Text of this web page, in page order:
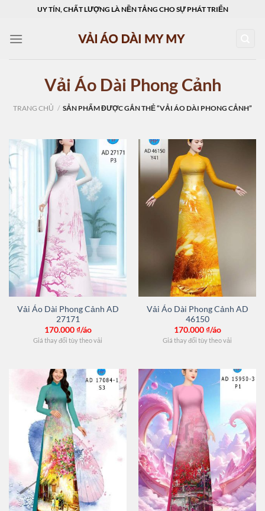
content
UY TÍN, CHẤT LƯỢNG LÀ NỀN TẢNG CHO SỰ PHÁT TRIỂN
Vải Áo Dài Phong Cảnh
TRANG CHỦ / SẢN PHẨM ĐƯỢC GẮN THẺ “VẢI ÁO DÀI PHONG CẢNH”
Vải Áo Dài Phong Cảnh AD
27171
170.000₫/áo
Giá thay đổi tùy theo vải
Vải Áo Dài Phong Cảnh AD
46150
170.000₫/áo
Giá thay đổi tùy theo vải